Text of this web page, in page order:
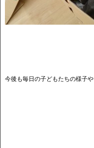
今後も毎日の子どもたちの様子